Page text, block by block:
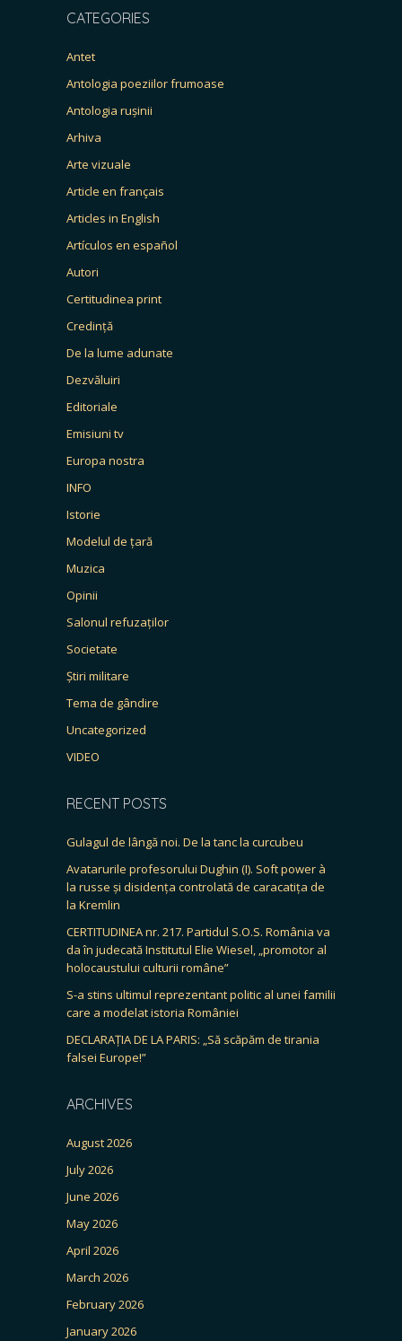
CATEGORIES
Antet
Antologia poeziilor frumoase
Antologia rușinii
Arhiva
Arte vizuale
Article en français
Articles in English
Artículos en español
Autori
Certitudinea print
Credință
De la lume adunate
Dezvăluiri
Editoriale
Emisiuni tv
Europa nostra
INFO
Istorie
Modelul de țară
Muzica
Opinii
Salonul refuzaților
Societate
Știri militare
Tema de gândire
Uncategorized
VIDEO
RECENT POSTS
Gulagul de lângă noi. De la tanc la curcubeu
Avatarurile profesorului Dughin (I). Soft power à
la russe și disidența controlată de caracatița de
la Kremlin
CERTITUDINEA nr. 217. Partidul S.O.S. România va
da în judecată Institutul Elie Wiesel, „promotor al
holocaustului culturii române”
S-a stins ultimul reprezentant politic al unei familii
care a modelat istoria României
DECLARAȚIA DE LA PARIS: „Să scăpăm de tirania
falsei Europe!”
ARCHIVES
August 2026
July 2026
June 2026
May 2026
April 2026
March 2026
February 2026
January 2026